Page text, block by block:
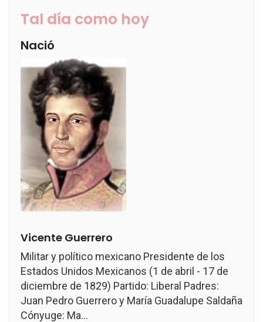
Tal día como hoy
Nació
Vicente Guerrero
Militar y político mexicano Presidente de los
Estados Unidos Mexicanos (1 de abril - 17 de
diciembre de 1829) Partido: Liberal Padres:
Juan Pedro Guerrero y María Guadalupe Saldaña
Cónyuge: Ma...